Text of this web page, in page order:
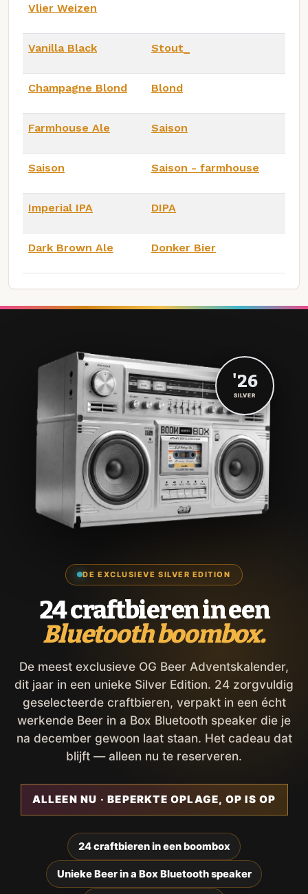
Vlier Weizen
Vanilla Black Stout_
Champagne Blond Blond
Farmhouse Ale Saison
Saison Saison - farmhouse
Imperial IPA DIPA
Dark Brown Ale Donker Bier
DE EXCLUSIEVE SILVER EDITION
24 craftbieren in een
Bluetooth boombox.
De meest exclusieve OG Beer Adventskalender,
dit jaar in een unieke Silver Edition. 24 zorgvuldig
geselecteerde craftbieren, verpakt in een écht
werkende Beer in a Box Bluetooth speaker die je
na december gewoon laat staan. Het cadeau dat
blijft — alleen nu te reserveren.
ALLEEN NU · BEPERKTE OPLAGE, OP IS OP
24 craftbieren in een boombox
Unieke Beer in a Box Bluetooth speaker
'26
SILVER